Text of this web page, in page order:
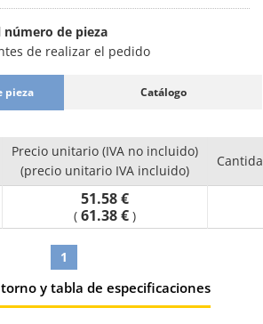
de pieza
de realizar el pedido
pieza Catálogo
Precio unitario (IVA no incluido)
(precio unitario IVA incluido)
51.58 €
( 61.38 € )
1
y tabla de especificaciones